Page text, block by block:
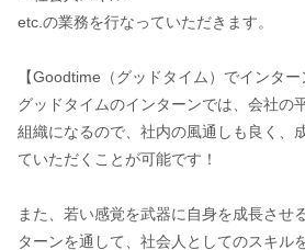
etc.の業務を行なっていただきます。
【Goodtime（グッドタイム）でインター
グッドタイムのインターンでは、会社の
組織になるので、社内の風通しも良く、
ていただくことが可能です！
また、若い感覚を武器に自身を成長させ
ターンを通して、社会人としてのスキル